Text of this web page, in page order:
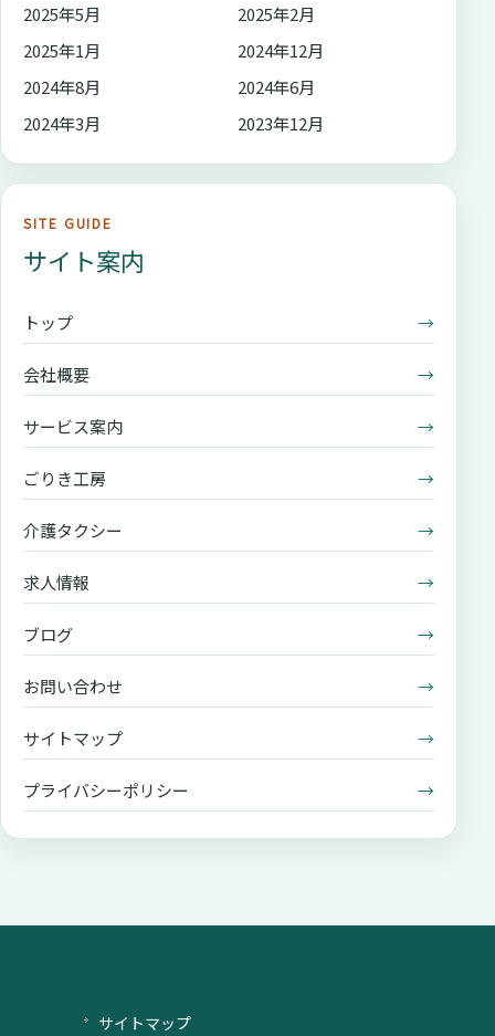
2025年5月
2025年2月
2025年1月
2024年12月
2024年8月
2024年6月
2024年3月
2023年12月
SITE GUIDE
サイト案内
トップ →
会社概要 →
サービス案内 →
ごりき工房 →
介護タクシー →
求人情報 →
ブログ →
お問い合わせ →
サイトマップ →
プライバシーポリシー →
サイトマップ